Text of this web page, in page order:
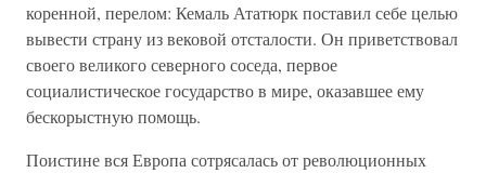
коренной, перелом: Кемаль Ататюрк поставил себе целью
вывести страну из вековой отсталости. Он приветствовал
своего великого северного соседа, первое
социалистическое государство в мире, оказавшее ему
бескорыстную помощь.
Поистине вся Европа сотрясалась от революционных